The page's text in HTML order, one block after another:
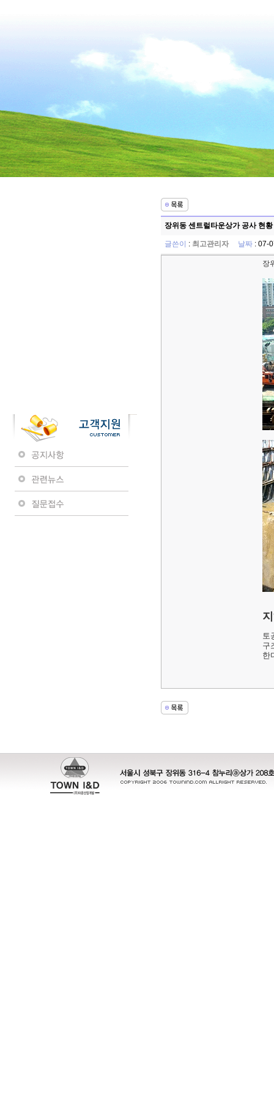
장위동 센트럴타운상가 공사 현
글쓴이 : 최고관리자 날짜 : 07-
장
토
구
한